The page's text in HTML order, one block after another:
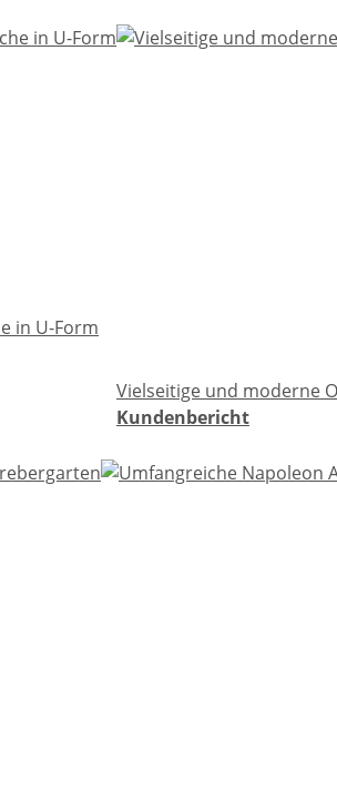
in U-Form
Vielseitige und moderne
Kundenbericht